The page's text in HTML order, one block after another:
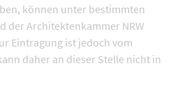
können unter bestimmten
der Architektenkammer NRW
Eintragung ist jedoch vom
daher an dieser Stelle nicht in